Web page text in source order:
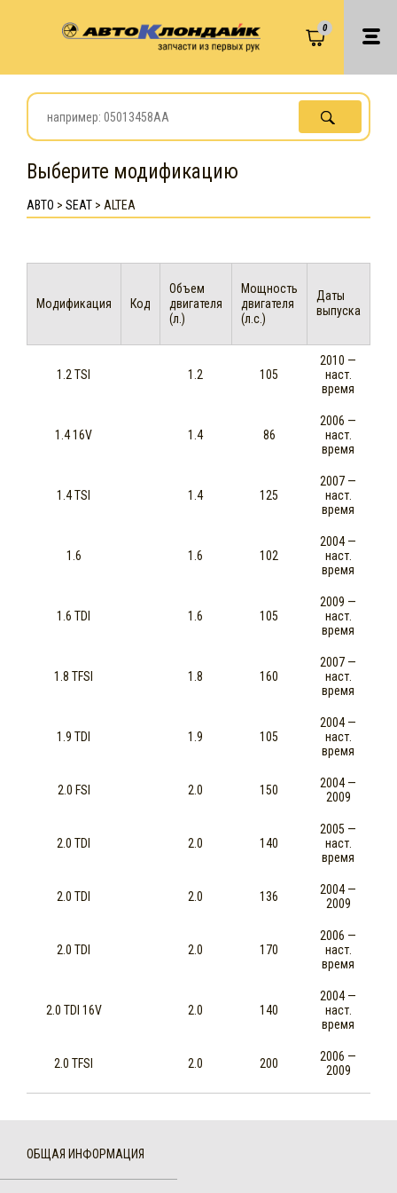
0
Выберите модификацию
АВТО > SEAT > ALTEA
Модификация Код
Объем
двигателя
(л.)
Мощность
двигателя
(л.с.)
Даты
выпуска
1.2 TSI 1.2 105
2010 —
наст.
время
1.4 16V 1.4 86
2006 —
наст.
время
1.4 TSI 1.4 125
2007 —
наст.
время
1.6 1.6 102
2004 —
наст.
время
1.6 TDI 1.6 105
2009 —
наст.
время
1.8 TFSI 1.8 160
2007 —
наст.
время
1.9 TDI 1.9 105
2004 —
наст.
время
2.0 FSI 2.0 150
2004 —
2009
2.0 TDI 2.0 140
2005 —
наст.
время
2.0 TDI 2.0 136
2004 —
2009
2.0 TDI 2.0 170
2006 —
наст.
время
2.0 TDI 16V 2.0 140
2004 —
наст.
время
2.0 TFSI 2.0 200
2006 —
2009
ОБЩАЯ ИНФОРМАЦИЯ